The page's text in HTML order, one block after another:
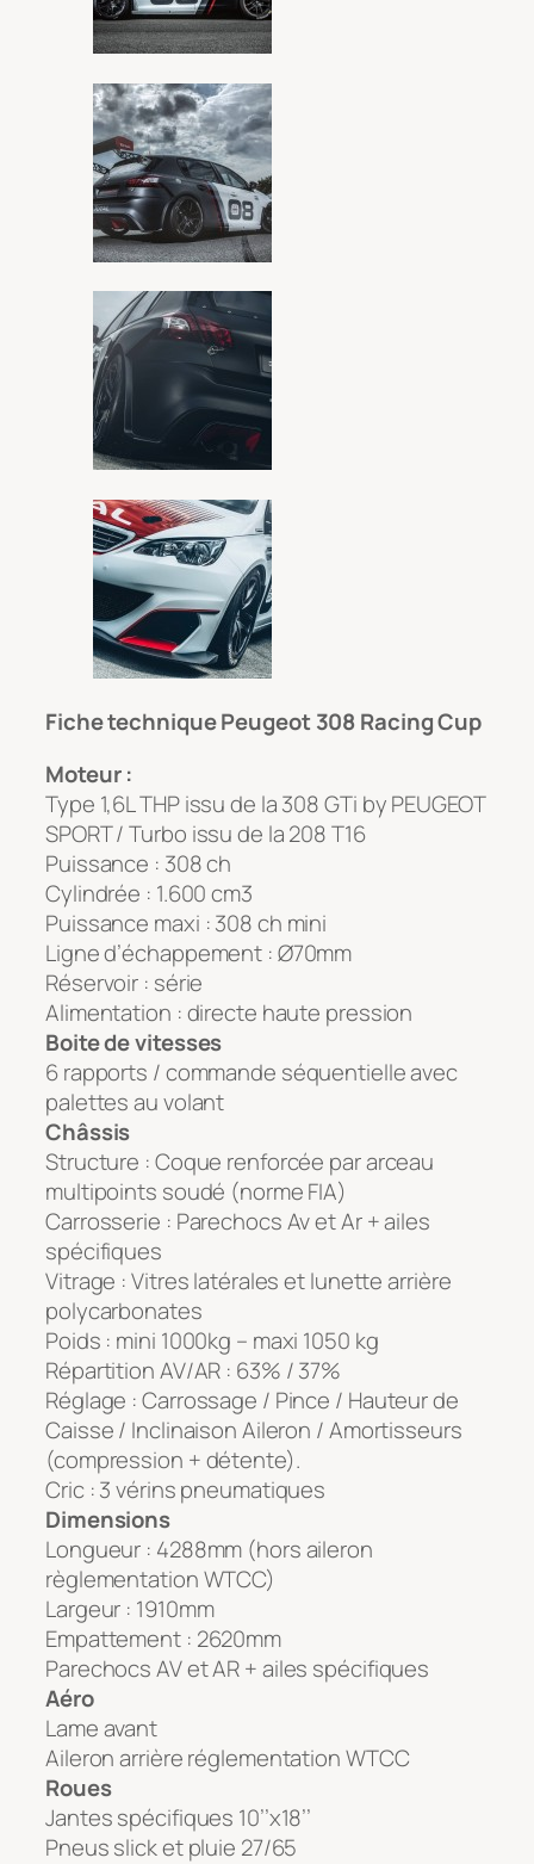
Fiche technique Peugeot 308 Racing Cup
Moteur :
Type 1,6L THP issu de la 308 GTi by PEUGEOT
SPORT / Turbo issu de la 208 T16
Puissance : 308 ch
Cylindrée : 1.600 cm3
Puissance maxi : 308 ch mini
Ligne d’échappement : Ø70mm
Réservoir : série
Alimentation : directe haute pression
Boite de vitesses
6 rapports / commande séquentielle avec
palettes au volant
Châssis
Structure : Coque renforcée par arceau
multipoints soudé (norme FIA)
Carrosserie : Parechocs Av et Ar + ailes
spécifiques
Vitrage : Vitres latérales et lunette arrière
polycarbonates
Poids : mini 1000kg – maxi 1050 kg
Répartition AV/AR : 63% / 37%
Réglage : Carrossage / Pince / Hauteur de
Caisse / Inclinaison Aileron / Amortisseurs
(compression + détente).
Cric : 3 vérins pneumatiques
Dimensions
Longueur : 4288mm (hors aileron
règlementation WTCC)
Largeur : 1910mm
Empattement : 2620mm
Parechocs AV et AR + ailes spécifiques
Aéro
Lame avant
Aileron arrière réglementation WTCC
Roues
Jantes spécifiques 10’’x18’’
Pneus slick et pluie 27/65